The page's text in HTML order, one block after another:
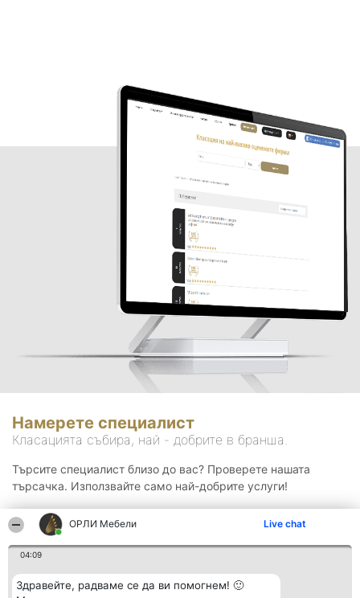
ОРЛИ Мебели Live chat
04:09
Здравейте, радваме се да ви помогнем! 🙂
Намерете специалист
Класацията събира, най - добрите в бранша.
Търсите специалист близо до вас? Проверете нашата
търсачка. Използвайте само най-добрите услуги!